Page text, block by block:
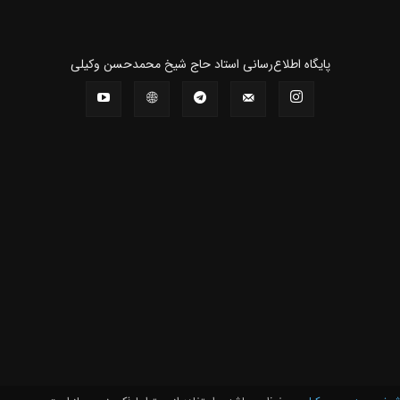
پايگاه اطلاع‌رسانی استاد حاج شیخ محمدحسن وکیلی